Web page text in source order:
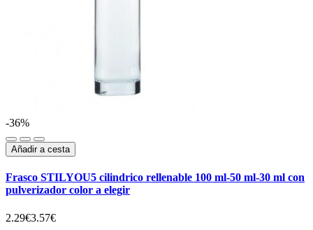
-36%
Añadir a cesta
Frasco STILYOU5 cilindrico rellenable 100 ml-50 ml-30 ml con
pulverizador color a elegir
2.29€3.57€